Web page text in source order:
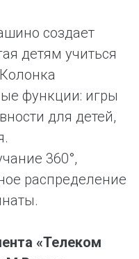
создает
детям учиться
функции: игры
для детей,
360°,
распределение
«Телеком